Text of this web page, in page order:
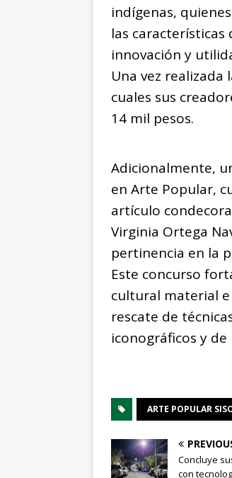
indígenas,
las
innovación y
Una vez realizada
cuales sus
14 mil pesos.
Adicionalmente,
en Arte Popular,
artículo
Virginia Ortega
pertinencia en la
Este concurso
cultural material
rescate de
iconográficos y
ARTE POPULAR
Concluye
con